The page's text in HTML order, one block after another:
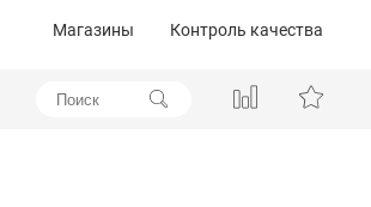
Магазины Контроль качества